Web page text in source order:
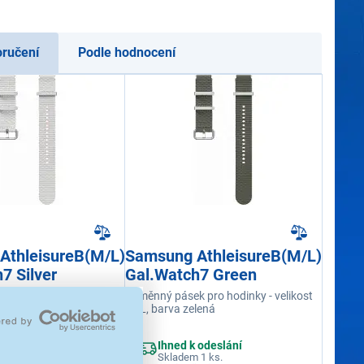
Podle hodnocení
L)
Silver
Samsung AthleisureB(M/L)
Gal.Watch7 Green
Výměnný pásek pro hodinky - velikost
M/L, barva zelená
Ihned k odeslání
Skladem 1 ks.